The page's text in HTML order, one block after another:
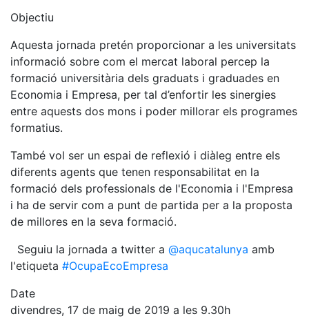
Objectiu
Aquesta jornada pretén proporcionar a les universitats
informació sobre com el mercat laboral percep la
formació universitària dels graduats i graduades en
Economia i Empresa, per tal d’enfortir les sinergies
entre aquests dos mons i poder millorar els programes
formatius.
També vol ser un espai de reflexió i diàleg entre els
diferents agents que tenen responsabilitat en la
formació dels professionals de l'Economia i l'Empresa
i ha de servir com a punt de partida per a la proposta
de millores en la seva formació.
Seguiu la jornada a twitter a @aqucatalunya amb
l'etiqueta #OcupaEcoEmpresa
Date
divendres, 17 de maig de 2019 a les 9.30h